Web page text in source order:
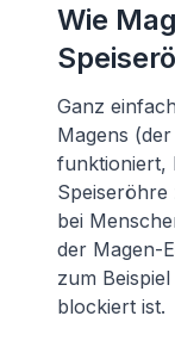
Wie
Ganz
Magens
funktioniert,
bei
der Magen-
zum
blockiert ist.